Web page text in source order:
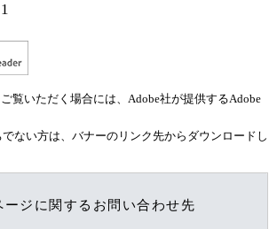
覧いただく場合には、Adobe社が提供するAdobe
でない方は、バナーのリンク先からダウンロードし
ージに関するお問い合わせ先